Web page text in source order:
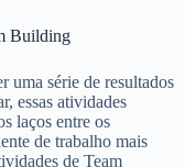
Building
uma série de resultados
essas atividades
laços entre os
de trabalho mais
de Team